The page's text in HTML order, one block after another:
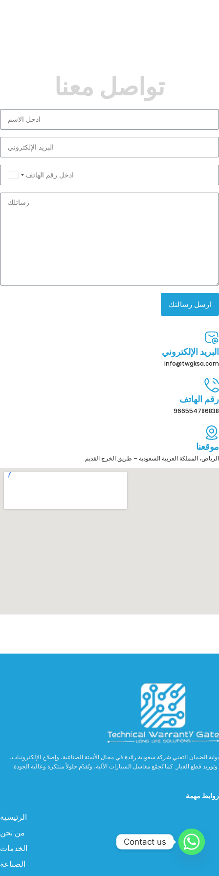
تواصل معنا
Saudi
Arabia
+966
ارسل رسالتك
البريد الإلكتروني
info@twgksa.com
رقم الهاتف
966554786838
موقعنا
الرياض، المملكة العربية السعودية – طريق الخرج القديم
بوابة الضمان التقني شركة سعودية رائدة في مجال الأتمتة الصناعية، وإصلاح الإلكترونيات،
وتوريد قطع الغيار. كما تُجمّع مغاسل السيارات الآلية، وتُقدّم حلولاً مبتكرة وعالية الجودة.
روابط مهمة
الرئيسية
من نحن
الخدمات
الصناعة
Contact us